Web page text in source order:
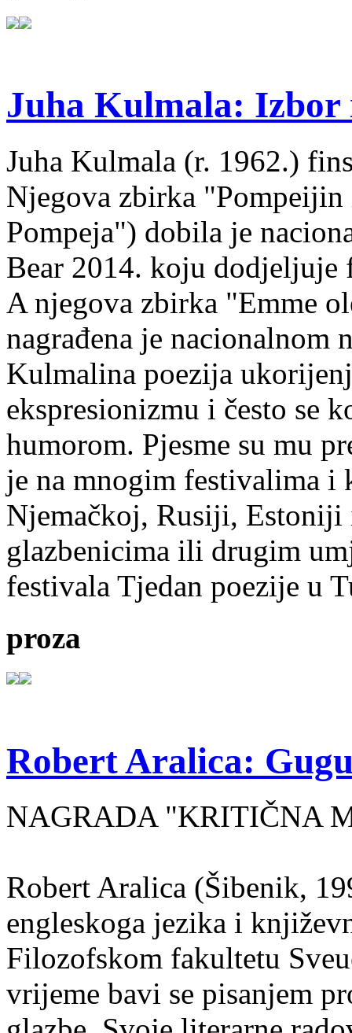
Juha Kulmala: Izbor
Juha Kulmala (r. 1962.)
Njegova zbirka
Pompeja") dobila je
Bear 2014. koju
A njegova zbirka "Emme
nagrađena je nacionalnom
Kulmalina poezija
ekspresionizmu i često se
humorom. Pjesme su mu
je na mnogim festivalima i
Njemačkoj, Rusiji, Estoniji
glazbenicima ili drugim
festivala Tjedan poezije u
proza
Robert Aralica:
NAGRADA "KRITIČNA
Robert Aralica (Šibenik,
engleskoga jezika i
Filozofskom fakultetu
vrijeme bavi se pisanjem